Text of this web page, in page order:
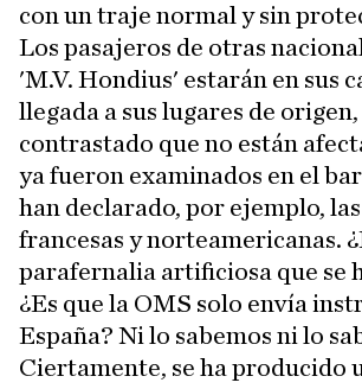
con un traje normal y sin
Los pasajeros de otras
'M.V. Hondius' estarán en sus
llegada a sus lugares de
contrastado que no están
ya fueron examinados en el
han declarado, por ejemplo,
francesas y norteamericanas.
parafernalia artificiosa que se
¿Es que la OMS solo envía
España? Ni lo sabemos ni lo
Ciertamente, se ha producido